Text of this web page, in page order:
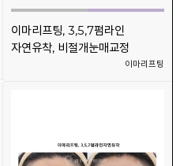
이마리프팅, 3,5,7펌라인
자연유착, 비절개눈매교정
이마리프팅